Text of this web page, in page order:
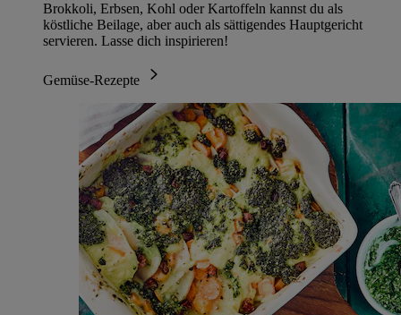
Brokkoli, Erbsen, Kohl oder Kartoffeln kannst du als
köstliche Beilage, aber auch als sättigendes Hauptgericht
servieren. Lasse dich inspirieren!
Gemüse-Rezepte